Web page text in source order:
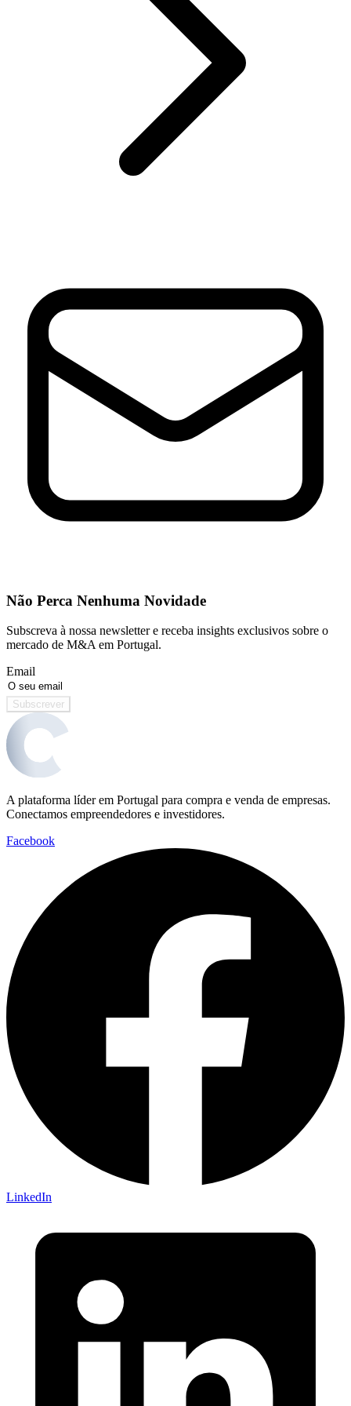
Não Perca Nenhuma Novidade
Subscreva à nossa newsletter e receba insights exclusivos sobre o
mercado de M&A em Portugal.
Email
Subscrever
A plataforma líder em Portugal para compra e venda de empresas.
Conectamos empreendedores e investidores.
Facebook
LinkedIn